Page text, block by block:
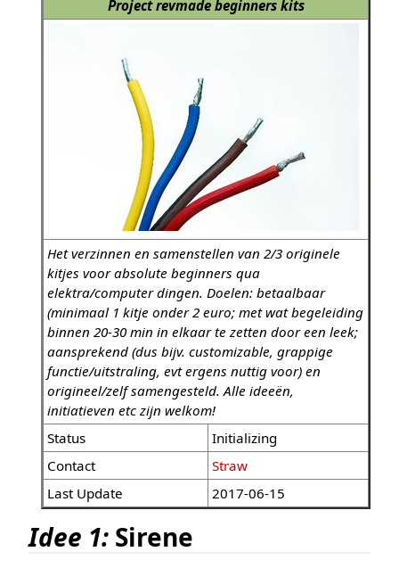
Project revmade beginners kits
Het verzinnen en samenstellen van 2/3 originele
kitjes voor absolute beginners qua
elektra/computer dingen. Doelen: betaalbaar
(minimaal 1 kitje onder 2 euro; met wat begeleiding
binnen 20-30 min in elkaar te zetten door een leek;
aansprekend (dus bijv. customizable, grappige
functie/uitstraling, evt ergens nuttig voor) en
origineel/zelf samengesteld. Alle ideeën,
initiatieven etc zijn welkom!
Status
Initializing
Contact
Straw
Last Update
2017-06-15
Idee 1: Sirene